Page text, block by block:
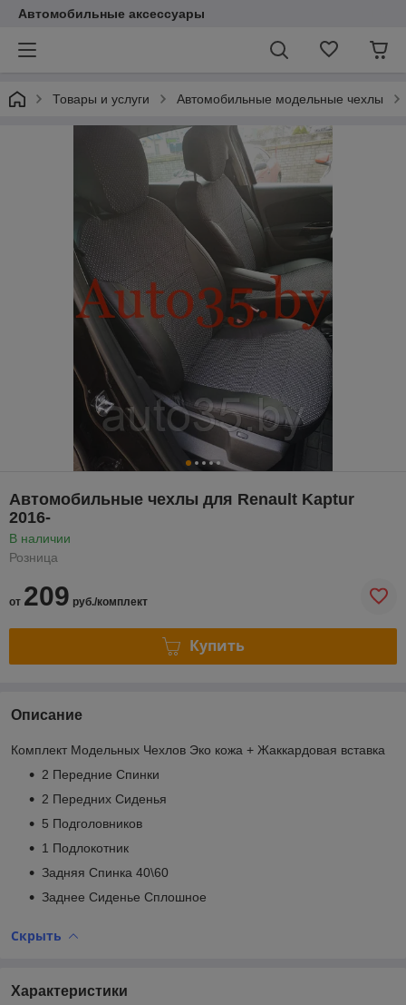
Автомобильные аксессуары
Товары и услуги Автомобильные модельные чехлы
Автомобильные чехлы для Renault Kaptur
2016-
В наличии
Розница
от 209 руб./комплект
Купить
Описание
Комплект Модельных Чехлов Эко кожа + Жаккардовая вставка
2 Передние Спинки
2 Передних Сиденья
5 Подголовников
1 Подлокотник
Задняя Спинка 40\60
Заднее Сиденье Сплошное
Скрыть
Характеристики